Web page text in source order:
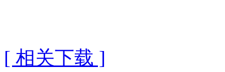
[ 相关下载 ]